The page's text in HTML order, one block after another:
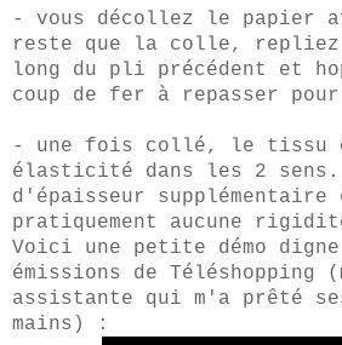
- vous décollez le papier
reste que la colle,
long du pli précédent et
coup de fer à repasser
- une fois collé, le tissu
élasticité dans les 2
d'épaisseur supplémentaire
pratiquement aucune
Voici une petite démo
émissions de Téléshopping
assistante qui m'a prêté
mains) :